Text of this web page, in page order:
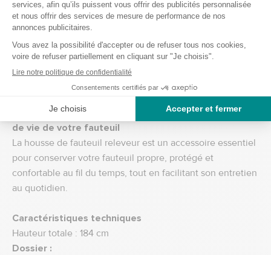
Pour qui est cette housse de fauteuil releveur ?
Utilisateurs de fauteuil releveur
Personnes souhaitant protéger leur fauteuil neuf ou
ancien
Propriétaires d’animaux (chiens, chats)
Utilisation à domicile ou en établissement
Un accessoire indispensable pour prolonger la durée
de vie de votre fauteuil
La housse de fauteuil releveur est un accessoire essentiel
pour conserver votre fauteuil propre, protégé et
confortable au fil du temps, tout en facilitant son entretien
au quotidien.
Caractéristiques techniques
Hauteur totale : 184 cm
Dossier :